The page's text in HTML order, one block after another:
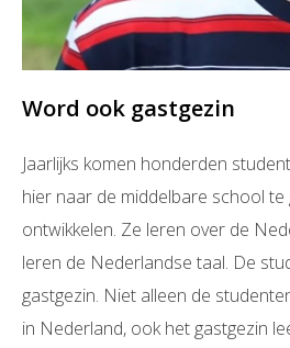
Word ook gastgezin
Jaarlijks komen honderden
hier naar de middelbare school
ontwikkelen. Ze leren over de
leren de Nederlandse taal. De
gastgezin. Niet alleen de
in Nederland, ook het gastgezin